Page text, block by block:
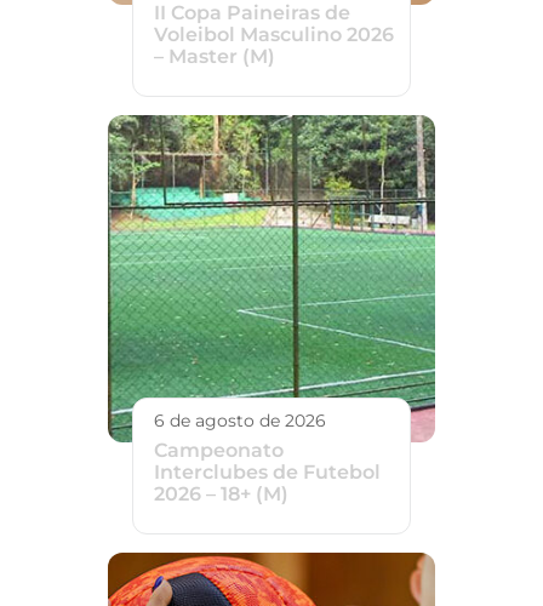
II Copa Paineiras de
Voleibol Masculino 2026
– Master (M)
6 de agosto de 2026
Campeonato
Interclubes de Futebol
2026 – 18+ (M)